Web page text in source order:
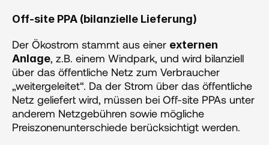
Off-site PPA (bilanzielle Lieferung)
Der Ökostrom stammt aus einer externen
Anlage, z.B. einem Windpark, und wird bilanziell
über das öffentliche Netz zum Verbraucher
„weitergeleitet“. Da der Strom über das öffentliche
Netz geliefert wird, müssen bei Off-site PPAs unter
anderem Netzgebühren sowie mögliche
Preiszonenunterschiede berücksichtigt werden.